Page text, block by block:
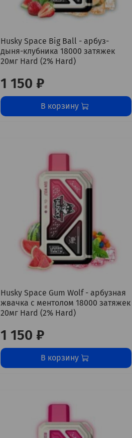
Husky Space Big Ball - арбуз-
дыня-клубника 18000 затяжек
20мг Hard (2% Hard)
1 150 ₽
В корзину
Husky Space Gum Wolf - арбузная
жвачка с ментолом 18000 затяжек
20мг Hard (2% Hard)
1 150 ₽
В корзину